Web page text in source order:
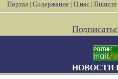
Портал| Содержание| О нас| Пишите
НОВОСТИ